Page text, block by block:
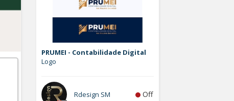
PRUMEI - Contabilidade Digital
Logo
Rdesign SM Off